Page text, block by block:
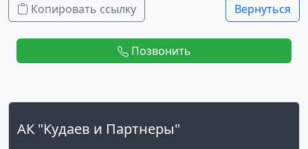
Копировать ссылку Вернуться
Позвонить
АК "Кудаев и Партнеры"